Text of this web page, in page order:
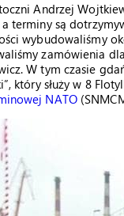
Andrzej
terminy są
wybudowaliśmy
zamówienia
W tym czasie
który służy w 8
NATO